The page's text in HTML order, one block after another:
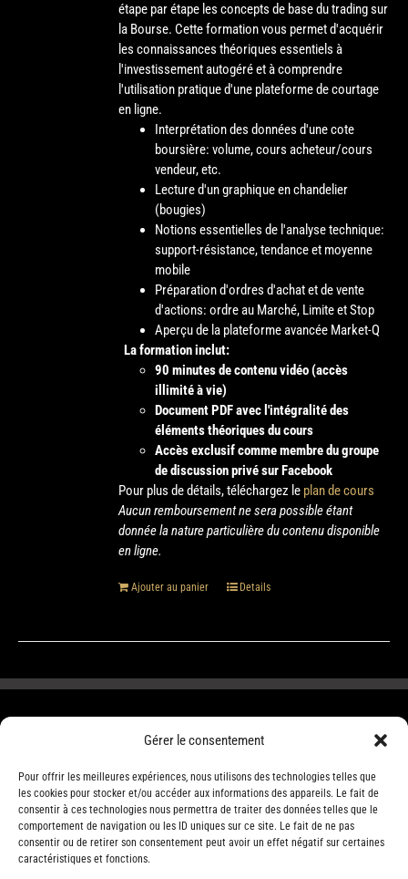
Gérer le consentement
Pour offrir les meilleures expériences, nous utilisons des technologies telles que
les cookies pour stocker et/ou accéder aux informations des appareils. Le fait de
consentir à ces technologies nous permettra de traiter des données telles que le
comportement de navigation ou les ID uniques sur ce site. Le fait de ne pas
consentir ou de retirer son consentement peut avoir un effet négatif sur certaines
caractéristiques et fonctions.
étape par étape les concepts de base du trading sur
la Bourse. Cette formation vous permet d'acquérir
les connaissances théoriques essentiels à
l'investissement autogéré et à comprendre
l'utilisation pratique d'une plateforme de courtage
en ligne.
Interprétation des données d'une cote
boursière: volume, cours acheteur/cours
vendeur, etc.
Lecture d'un graphique en chandelier
(bougies)
Notions essentielles de l'analyse technique:
support-résistance, tendance et moyenne
mobile
Préparation d'ordres d'achat et de vente
d'actions: ordre au Marché, Limite et Stop
Aperçu de la plateforme avancée Market-Q
La formation inclut:
90 minutes de contenu vidéo (accès
illimité à vie)
Document PDF avec l'intégralité des
éléments théoriques du cours
Accès exclusif comme membre du groupe
de discussion privé sur Facebook
Pour plus de détails, téléchargez le plan de cours
Aucun remboursement ne sera possible étant
donnée la nature particulière du contenu disponible
en ligne.
Ajouter au panier Details